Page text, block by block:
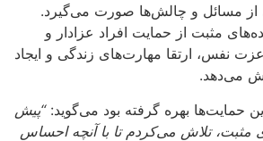
از مسائل و چالش‌ها صورت می‌گیرد.
مثبت از حمایت افراد عزادار و
نفس، ارتقا مهارت‌های زندگی و ایجاد
می‌دهد.
حمایت‌ها بهره‌ گرفته بود می‌گوید: “پیش
مثبت، تلاش می‌کردم تا با آنچه احساس